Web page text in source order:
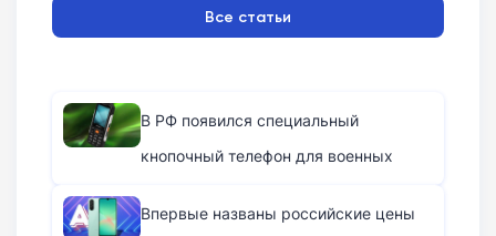
Все статьи
В РФ появился специальный
кнопочный телефон для военных
Впервые названы российские цены